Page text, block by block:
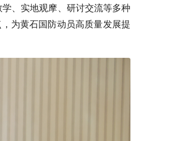
、实地观摩、研讨交流等多种
为黄石国防动员高质量发展提